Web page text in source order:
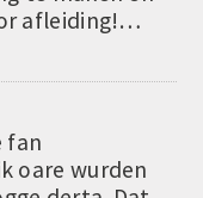
afleiding!…
fan
oare wurden